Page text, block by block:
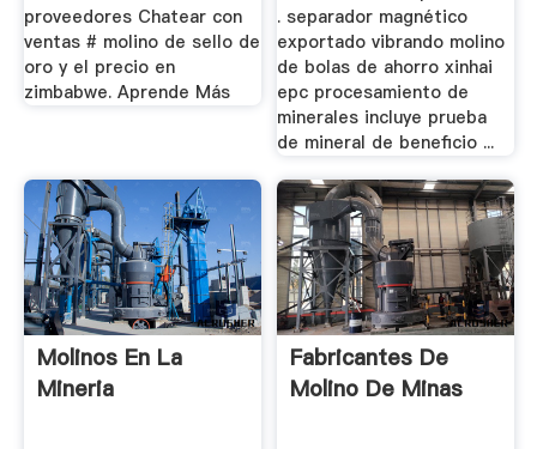
proveedores Chatear con
ventas # molino de sello de
oro y el precio en
zimbabwe. Aprende Más
. separador magnético
exportado vibrando molino
de bolas de ahorro xinhai
epc procesamiento de
minerales incluye prueba
de mineral de beneficio ...
Molinos En La
Mineria
Fabricantes De
Molino De Minas